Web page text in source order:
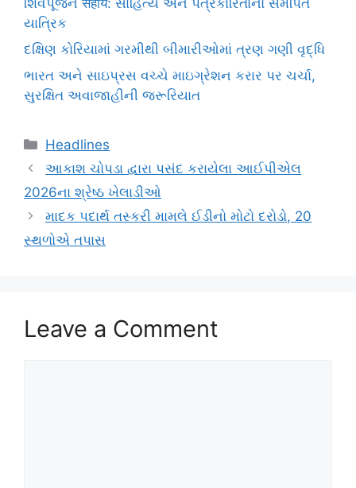
યાત્રિક
દક્ષિણ કોરિયામાં ગરમીથી બીમારીઓમાં ત્રણ ગણી વૃદ્ધિ
ભારત અને સાઇપ્રસ વચ્ચે માઇગ્રેશન કરાર પર ચર્ચા,
સુરક્ષિત અવાજાહીની જરૂરિયાત
Categories
Headlines
આકાશ ચોપડા દ્વારા પસંદ કરાયેલા આઈપીએલ
2026ના શ્રેષ્ઠ ખેલાડીઓ
માદક પદાર્થ તસ્કરી મામલે ઈડીનો મોટો દરોડો, 20
સ્થળોએ તપાસ
Leave a Comment